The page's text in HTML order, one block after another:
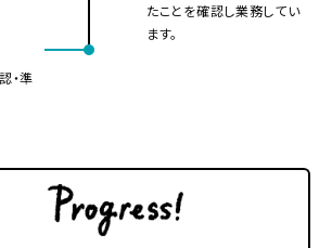
たことを確認し業務してい
ます。
・準